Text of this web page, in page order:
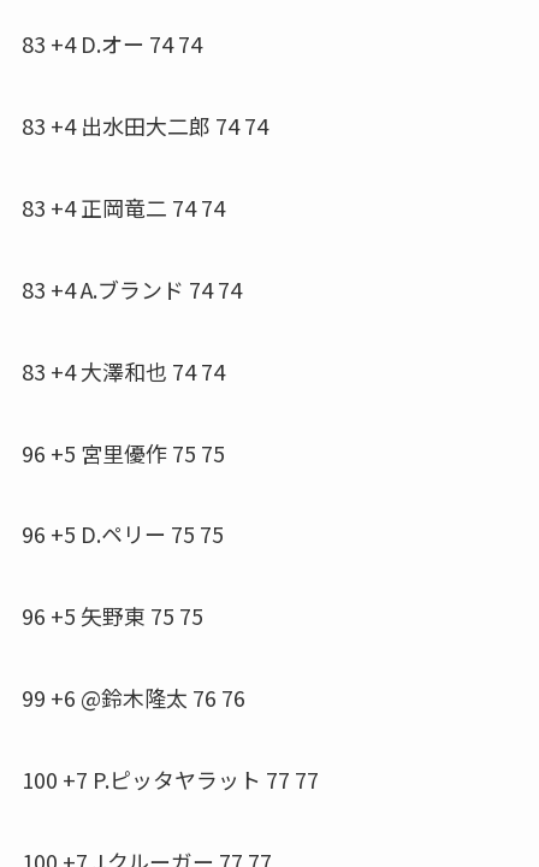
83 +4 D.オー 74 74
83 +4 出水田大二郎 74 74
83 +4 正岡竜二 74 74
83 +4 A.ブランド 74 74
83 +4 大澤和也 74 74
96 +5 宮里優作 75 75
96 +5 D.ペリー 75 75
96 +5 矢野東 75 75
99 +6 @鈴木隆太 76 76
100 +7 P.ピッタヤラット 77 77
100 +7 J.クルーガー 77 77